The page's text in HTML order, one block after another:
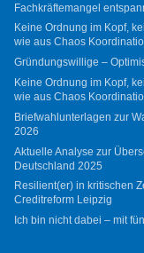
Fachkräftemangel
Keine Ordnung im Kopf,
wie aus Chaos
Gründungswillige –
Keine Ordnung im Kopf,
wie aus Chaos
Briefwahlunterlagen zur
2026
Aktuelle Analyse zur
Deutschland 2025
Resilient(er) in kritischen
Creditreform Leipzig
Ich bin nicht dabei – mit